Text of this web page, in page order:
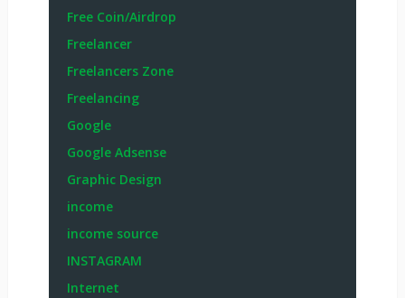
Free Coin/Airdrop
Freelancer
Freelancers Zone
Freelancing
Google
Google Adsense
Graphic Design
income
income source
INSTAGRAM
Internet